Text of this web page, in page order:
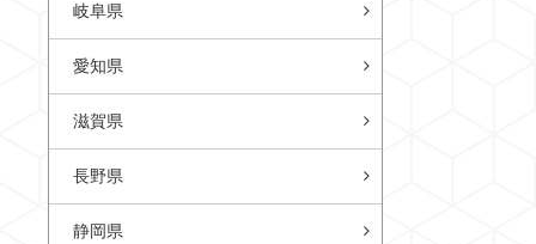
岐阜県
愛知県
滋賀県
長野県
静岡県